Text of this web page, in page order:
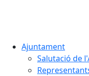
Ajuntament
Salutació de